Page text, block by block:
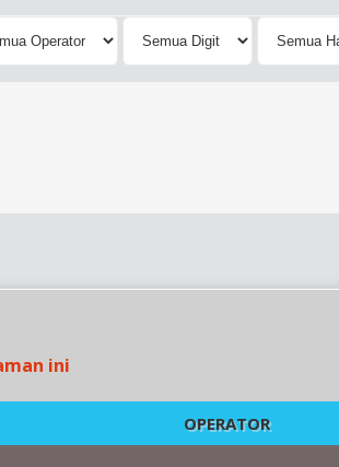
ini
OPERATOR